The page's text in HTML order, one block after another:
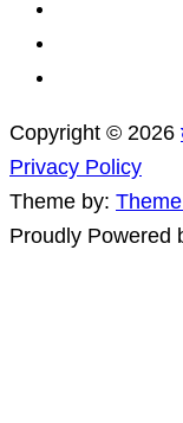
Copyright © 2026
Privacy Policy
Theme by:
Proudly Powered